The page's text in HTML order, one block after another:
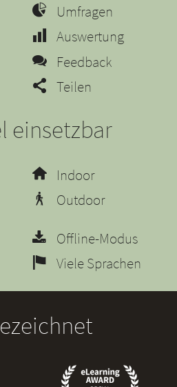
Umfragen
Auswertung
Feedback
Teilen
einsetzbar
Indoor
Outdoor
Offline-Modus
Viele Sprachen